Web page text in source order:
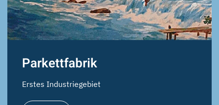
Parkettfabrik
Erstes Industriegebiet